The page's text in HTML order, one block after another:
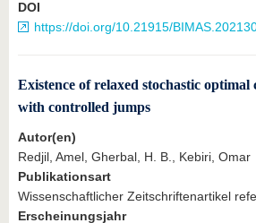
DOI
https://doi.org/10.21915/
Existence of relaxed stochastic
with controlled jumps
Autor(en)
Redjil, Amel, Gherbal, H. B., Kebiri, Omar
Publikationsart
Wissenschaftlicher Zeitschriftenartikel
Erscheinungsjahr